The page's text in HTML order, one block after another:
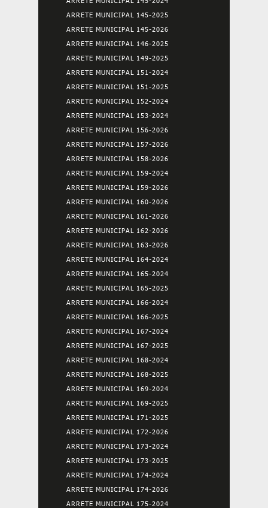
ARRETE MUNICIPAL 145-2025
ARRETE MUNICIPAL 145-2026
ARRETE MUNICIPAL 146-2025
ARRETE MUNICIPAL 149-2025
ARRETE MUNICIPAL 151-2024
ARRETE MUNICIPAL 151-2025
ARRETE MUNICIPAL 152-2024
ARRETE MUNICIPAL 153-2024
ARRETE MUNICIPAL 156-2026
ARRETE MUNICIPAL 157-2026
ARRETE MUNICIPAL 158-2026
ARRETE MUNICIPAL 159-2024
ARRETE MUNICIPAL 159-2026
ARRETE MUNICIPAL 160-2026
ARRETE MUNICIPAL 161-2026
ARRETE MUNICIPAL 162-2026
ARRETE MUNICIPAL 163-2026
ARRETE MUNICIPAL 164-2024
ARRETE MUNICIPAL 165-2024
ARRETE MUNICIPAL 165-2025
ARRETE MUNICIPAL 166-2024
ARRETE MUNICIPAL 166-2025
ARRETE MUNICIPAL 167-2024
ARRETE MUNICIPAL 167-2025
ARRETE MUNICIPAL 168-2024
ARRETE MUNICIPAL 168-2025
ARRETE MUNICIPAL 169-2024
ARRETE MUNICIPAL 169-2025
ARRETE MUNICIPAL 171-2025
ARRETE MUNICIPAL 172-2026
ARRETE MUNICIPAL 173-2024
ARRETE MUNICIPAL 173-2025
ARRETE MUNICIPAL 174-2024
ARRETE MUNICIPAL 174-2026
ARRETE MUNICIPAL 175-2024